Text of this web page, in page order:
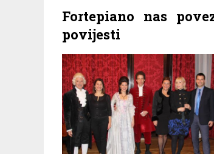
Fortepiano nas
povijesti